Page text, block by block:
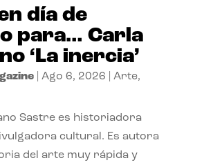
día de
para… Carla
‘La inercia’
| Ago 6, 2026 Arte,
Sastre es historiadora
cultural. Es autora
del arte muy rápida y